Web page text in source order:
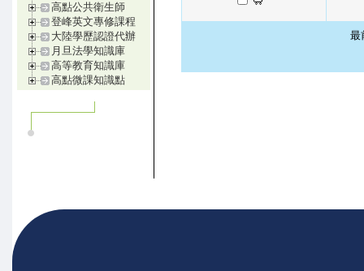
高點公共衛生師
登峰英文專修課程
大陸學歷認證代辦
月旦法學知識庫
高等教育知識庫
高點微課知識點
最